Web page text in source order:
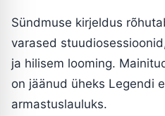
Sündmuse kirjeldus
varased
ja hilisem looming.
on jäänud üheks Legendi
armastuslauluks.